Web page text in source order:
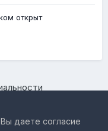
открыт
люблю Камчатку –
даете согласие